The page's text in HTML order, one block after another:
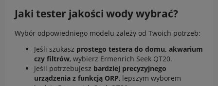
Jaki tester jakości wody wybrać?
Wybór odpowiedniego modelu zależy od Twoich potrzeb:
Jeśli szukasz prostego testera do domu, akwarium
czy filtrów, wybierz Ermenrich Seek QT20.
Jeśli potrzebujesz bardziej precyzyjnego
urządzenia z funkcją ORP, lepszym wyborem